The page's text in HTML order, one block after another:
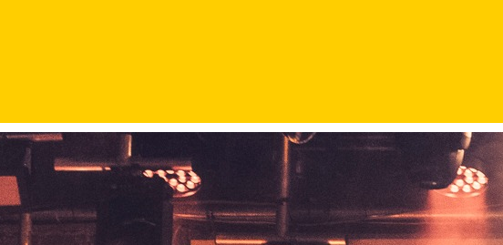
speciale.
iar pentru 2023 pregătesc lansarea unui viitor album de studio, de pe care